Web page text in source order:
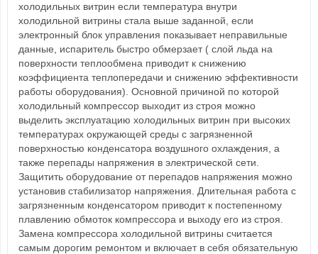
холодильных витрин если температура внутри
холодильной витрины стала выше заданной, если
электронный блок управления показывает неправильные
данные, испаритель быстро обмерзает ( слой льда на
поверхности теплообмена приводит к снижению
коэффициента теплопередачи и снижению эффективности
работы оборудования). Основной причиной по которой
холодильный компрессор выходит из строя можно
выделить эксплуатацию холодильных витрин при высоких
температурах окружающей среды с загрязненной
поверхностью конденсатора воздушного охлаждения, а
также перепады напряжения в электрической сети.
Защитить оборудование от перепадов напряжения можно
установив стабилизатор напряжения. Длительная работа с
загрязненным конденсатором приводит к постепенному
плавлению обмоток компрессора и выходу его из строя.
Замена компрессора холодильной витрины считается
самым дорогим ремонтом и включает в себя обязательную